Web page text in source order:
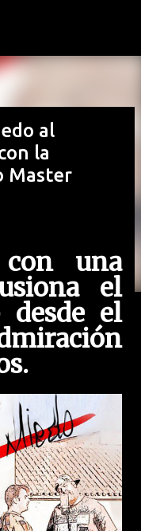
al
la
Master
con una
el
el